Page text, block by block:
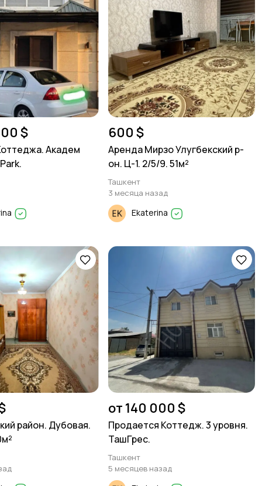
$
Академ
600 $
Аренда Мирзо Улугбекский р-
он. Ц-1. 2/5/9. 51м²
Ташкент
3 месяца назад
Ekaterina
район. Дубовая.
от 140 000 $
Продается Коттедж. 3 уровня.
ТашГрес.
Ташкент
5 месяцев назад